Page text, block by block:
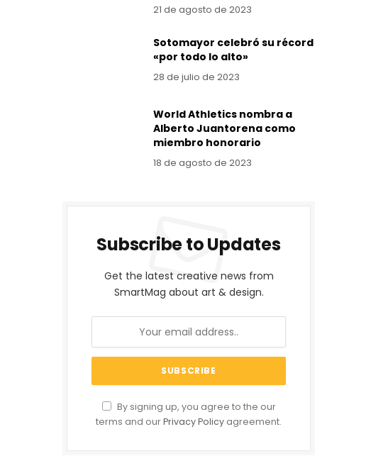
21 de agosto de 2023
Sotomayor celebró su récord
«por todo lo alto»
28 de julio de 2023
World Athletics nombra a
Alberto Juantorena como
miembro honorario
18 de agosto de 2023
Subscribe to Updates
Get the latest creative news from
SmartMag about art & design.
By signing up, you agree to the our
terms and ourPrivacy Policy agreement.